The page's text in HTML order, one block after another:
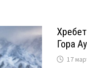
Гора
17